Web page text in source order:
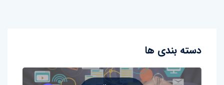
دسته بندی ها